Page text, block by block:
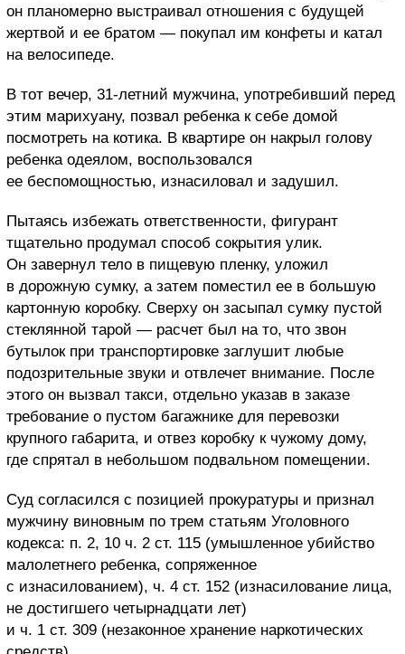
он планомерно выстраивал отношения с будущей
жертвой и ее братом — покупал им конфеты и катал
на велосипеде.
В тот вечер, 31-летний мужчина, употребивший перед
этим марихуану, позвал ребенка к себе домой
посмотреть на котика. В квартире он накрыл голову
ребенка одеялом, воспользовался
ее беспомощностью, изнасиловал и задушил.
Пытаясь избежать ответственности, фигурант
тщательно продумал способ сокрытия улик.
Он завернул тело в пищевую пленку, уложил
в дорожную сумку, а затем поместил ее в большую
картонную коробку. Сверху он засыпал сумку пустой
стеклянной тарой — расчет был на то, что звон
бутылок при транспортировке заглушит любые
подозрительные звуки и отвлечет внимание. После
этого он вызвал такси, отдельно указав в заказе
требование о пустом багажнике для перевозки
крупного габарита, и отвез коробку к чужому дому,
где спрятал в небольшом подвальном помещении.
Суд согласился с позицией прокуратуры и признал
мужчину виновным по трем статьям Уголовного
кодекса: п. 2, 10 ч. 2 ст. 115 (умышленное убийство
малолетнего ребенка, сопряженное
с изнасилованием), ч. 4 ст. 152 (изнасилование лица,
не достигшего четырнадцати лет)
и ч. 1 ст. 309 (незаконное хранение наркотических